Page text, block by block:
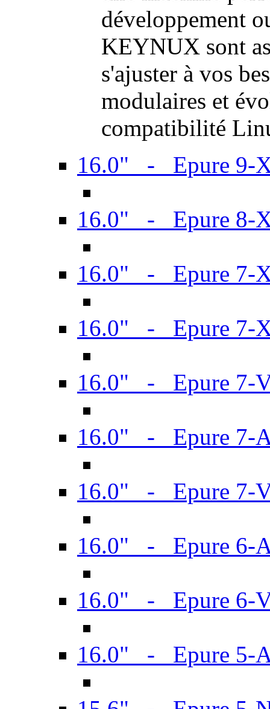
développement
KEYNUX sont
s'ajuster à vos
modulaires et
compatibilité
16.0" - Epure 9-
16.0" - Epure 8-
16.0" - Epure 7-
16.0" - Epure 7-
16.0" - Epure 7-
16.0" - Epure 7-
16.0" - Epure 7-
16.0" - Epure 6-
16.0" - Epure 6-
16.0" - Epure 5-